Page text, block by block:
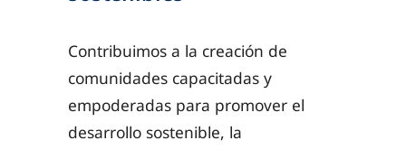
Contribuimos a la creación de
comunidades capacitadas y
empoderadas para promover el
desarrollo sostenible, la